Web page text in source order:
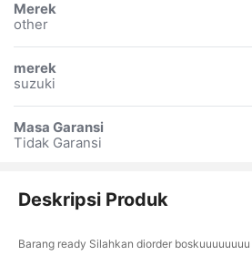
Merek
other
merek
suzuki
Masa Garansi
Tidak Garansi
Deskripsi Produk
Barang ready Silahkan diorder boskuuuuuuuu